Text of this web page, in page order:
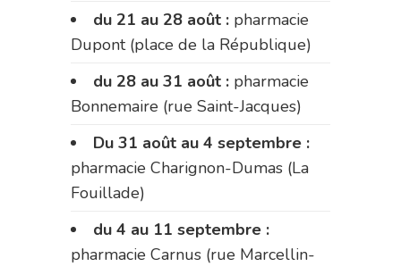
du 21 au 28 août : pharmacie
Dupont (place de la République)
du 28 au 31 août : pharmacie
Bonnemaire (rue Saint-Jacques)
Du 31 août au 4 septembre :
pharmacie Charignon-Dumas (La
Fouillade)
du 4 au 11 septembre :
pharmacie Carnus (rue Marcellin-